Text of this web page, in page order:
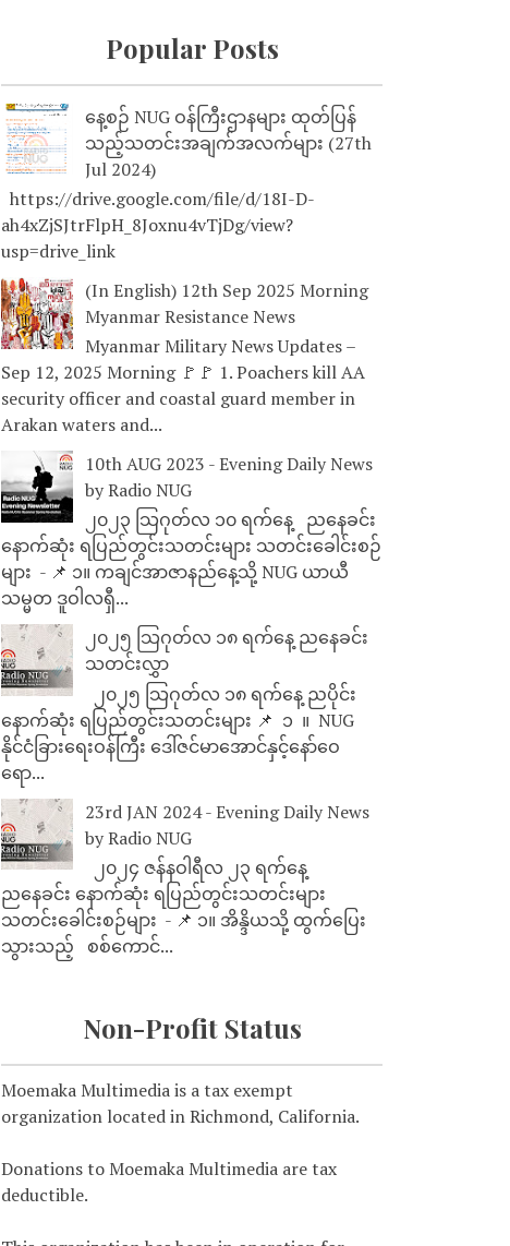
Popular Posts
နေ့စဉ် NUG ဝန်ကြီးဌာနများ ထုတ်ပြန်
သည့်သတင်းအချက်အလက်များ (27th
Jul 2024)
https://drive.google.com/file/d/18I-D-
ah4xZjSJtrFlpH_8Joxnu4vTjDg/view?
usp=drive_link
(In English) 12th Sep 2025 Morning
Myanmar Resistance News
Myanmar Military News Updates –
Sep 12, 2025 Morning 🚩🚩 1. Poachers kill AA
security officer and coastal guard member in
Arakan waters and...
10th AUG 2023 - Evening Daily News
by Radio NUG
၂၀၂၃ သြဂုတ်လ ၁၀ ရက်နေ့ ညနေခင်း
နောက်ဆုံး ရပြည်တွင်းသတင်းများ သတင်းခေါင်းစဉ်
များ - 📌 ၁။ ကချင်အာဇာနည်နေ့သို့ NUG ယာယီ
သမ္မတ ဒူဝါလရှီ...
၂၀၂၅ သြဂုတ်လ ၁၈ ရက်နေ့ ညနေခင်း
သတင်းလွှာ
၂၀၂၅ သြဂုတ်လ ၁၈ ရက်နေ့ ညပိုင်း
နောက်ဆုံး ရပြည်တွင်းသတင်းများ 📌 ⁨⁨⁨⁨ ၁ ⁨ ။ ⁨ NUG
နိုင်ငံခြားရေးဝန်ကြီး ဒေါ်ဇင်မာအောင်နှင့်နော်ဝေ
ရော...
23rd JAN 2024 - Evening Daily News
by Radio NUG
၂၀၂၄ ဇန်နဝါရီလ ၂၃ ရက်နေ့
ညနေခင်း နောက်ဆုံး ရပြည်တွင်းသတင်းများ
သတင်းခေါင်းစဉ်များ - 📌 ၁။ အိန္ဒိယသို့ ထွက်ပြေး
သွားသည့် စစ်ကောင်...
Non-Profit Status
Moemaka Multimedia is a tax exempt
organization located in Richmond, California.
Donations to Moemaka Multimedia are tax
deductible.